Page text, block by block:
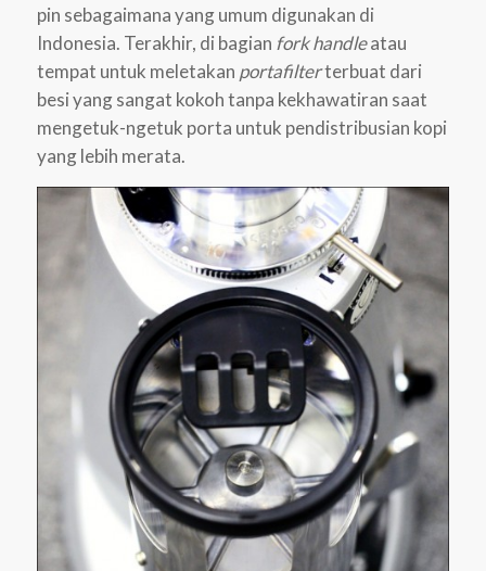
pin sebagaimana yang umum digunakan di
Indonesia. Terakhir, di bagian fork handleatau
tempat untuk meletakan portafilterterbuat dari
besi yang sangat kokoh tanpa kekhawatiran saat
mengetuk-ngetuk porta untuk pendistribusian kopi
yang lebih merata.